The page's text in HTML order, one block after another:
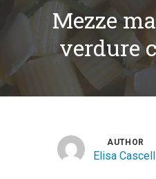
Home
Antipasti
Mezze
verdure
AUTHOR
Elisa